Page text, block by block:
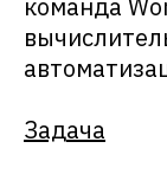
команда
Задача